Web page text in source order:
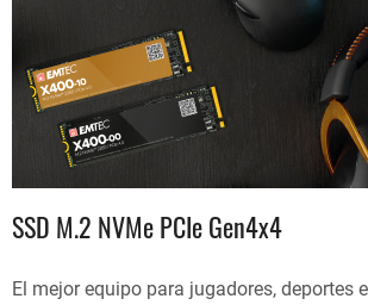
SSD M.2 NVMe PCIe Gen4x4
El mejor equipo para jugadores, deportes